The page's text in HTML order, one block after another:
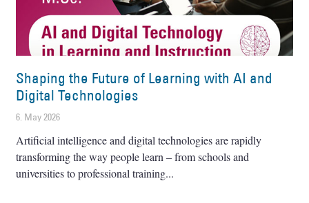
Shaping the Future of Learning with AI and
Digital Technologies
6. May 2026
Artificial intelligence and digital technologies are rapidly
transforming the way people learn – from schools and
universities to professional training